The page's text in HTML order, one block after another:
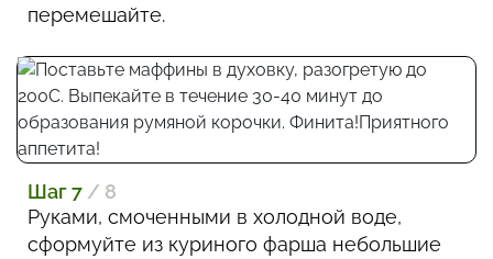
перемешайте.
Шаг 7 / 8
Руками, смоченными в холодной воде,
сформуйте из куриного фарша небольшие